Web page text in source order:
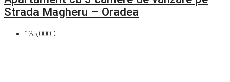
Strada Magheru – Oradea
135,000 €